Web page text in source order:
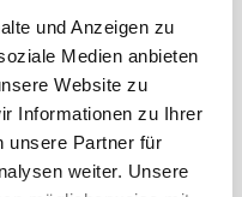
und Anzeigen zu
Medien anbieten
Website zu
Informationen zu Ihrer
unsere Partner für
weiter. Unsere
Schwarz